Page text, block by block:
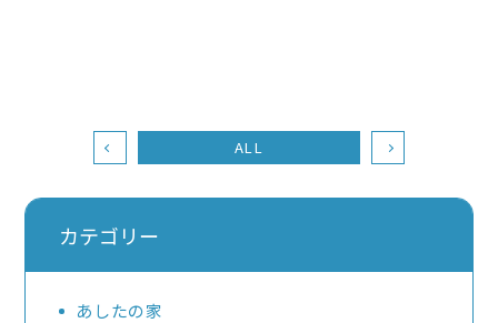
ALL
カテゴリー
あしたの家